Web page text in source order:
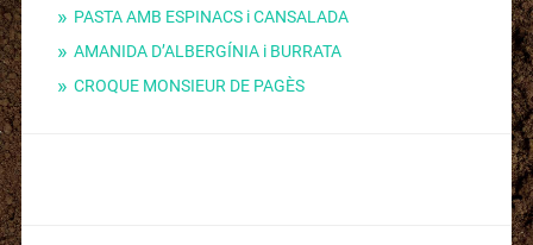
PASTA AMB ESPINACS i CANSALADA
AMANIDA D’ALBERGÍNIA i BURRATA
CROQUE MONSIEUR DE PAGÈS